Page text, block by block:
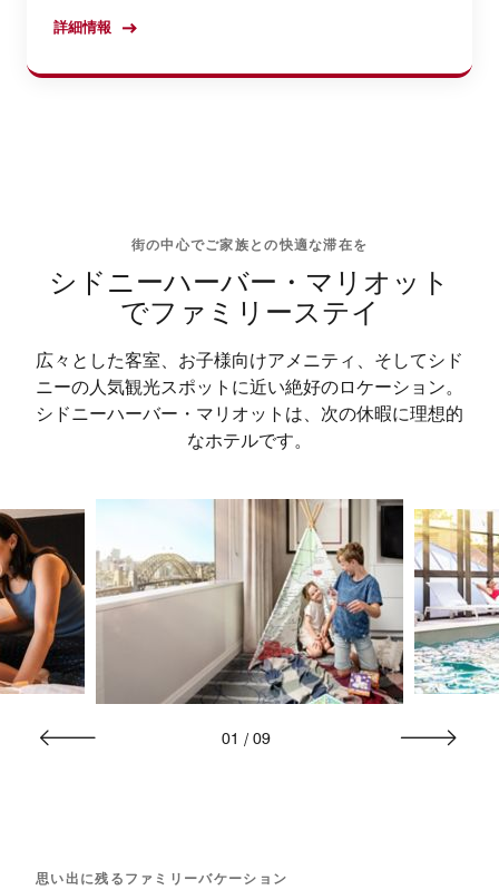
詳細情報
街の中心でご家族との快適な滞在を
シドニーハーバー・マリオット
でファミリーステイ
広々とした客室、お子様向けアメニティ、そしてシド
ニーの人気観光スポットに近い絶好のロケーション。
シドニーハーバー・マリオットは、次の休暇に理想的
なホテルです。
01 / 09
思い出に残るファミリーバケーション